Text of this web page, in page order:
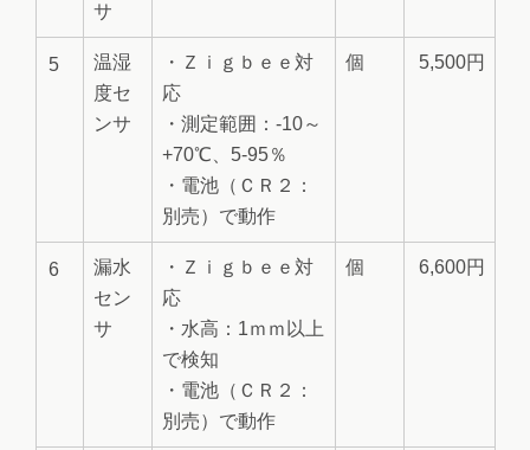
サ
5
温湿
度セ
ンサ
・Ｚｉｇｂｅｅ対
応
・測定範囲：-10～
+70℃、5-95％
・電池（ＣＲ２：
別売）で動作
個 5,500円
6
漏水
セン
サ
・Ｚｉｇｂｅｅ対
応
・水高：1ｍｍ以上
で検知
・電池（ＣＲ２：
別売）で動作
個 6,600円